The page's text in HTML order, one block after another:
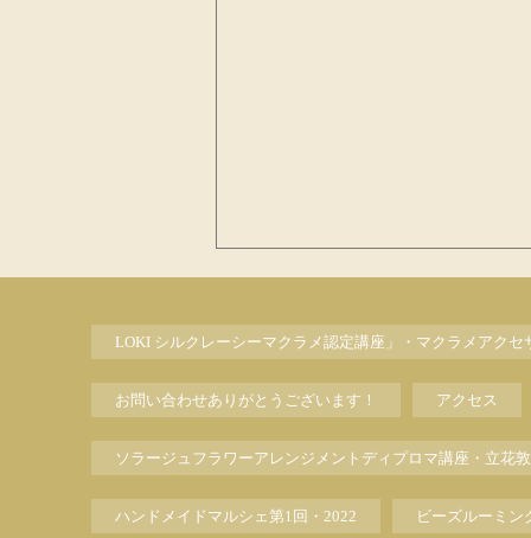
LOKI シルクレーシーマクラメ認定講座」・マクラメアクセ
お問い合わせありがとうございます！ アクセス
ソラージュフラワーアレンジメントディプロマ講座・立花
ハンドメイドマルシェ第1回・2022 ビーズルーミン